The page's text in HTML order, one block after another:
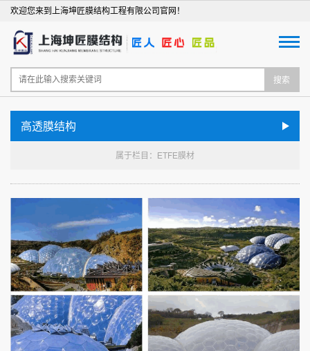
欢迎您来到上海坤匠膜结构工程有限公司官网！
搜索
高透膜结构
属于栏目：ETFE膜材